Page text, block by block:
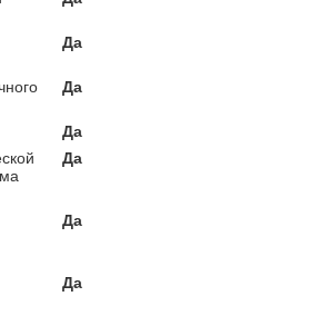
Да
Да
Да
Да
Да
Да